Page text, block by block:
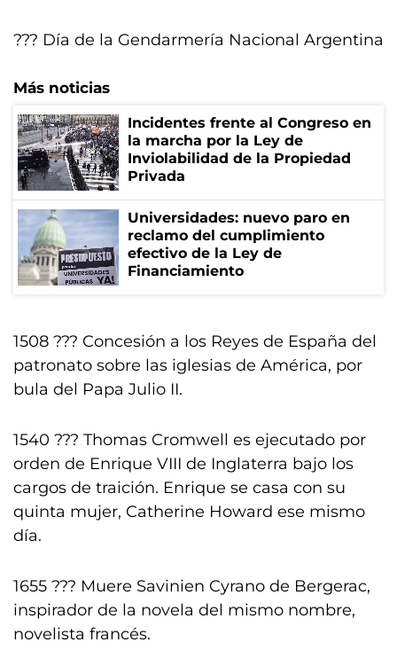
??? Día de la Gendarmería Nacional Argentina
Más noticias
Incidentes frente al Congreso en
la marcha por la Ley de
Inviolabilidad de la Propiedad
Privada
Universidades: nuevo paro en
reclamo del cumplimiento
efectivo de la Ley de
Financiamiento
1508 ??? Concesión a los Reyes de España del
patronato sobre las iglesias de América, por
bula del Papa Julio II.
1540 ??? Thomas Cromwell es ejecutado por
orden de Enrique VIII de Inglaterra bajo los
cargos de traición. Enrique se casa con su
quinta mujer, Catherine Howard ese mismo
día.
1655 ??? Muere Savinien Cyrano de Bergerac,
inspirador de la novela del mismo nombre,
novelista francés.